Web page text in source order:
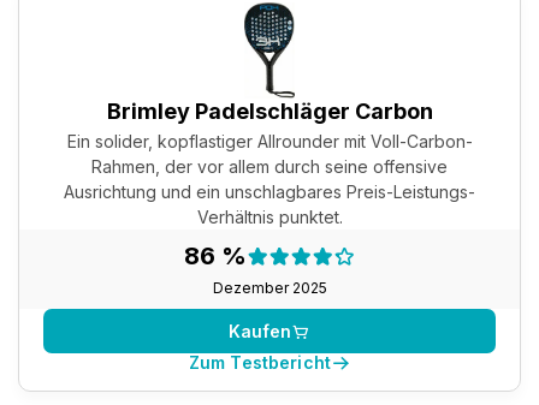
Brimley Padelschläger Carbon
Ein solider, kopflastiger Allrounder mit Voll-Carbon-
Rahmen, der vor allem durch seine offensive
Ausrichtung und ein unschlagbares Preis-Leistungs-
Verhältnis punktet.
86 %
Dezember 2025
Testergebnis:
86 %
Kaufen
Zum Testbericht